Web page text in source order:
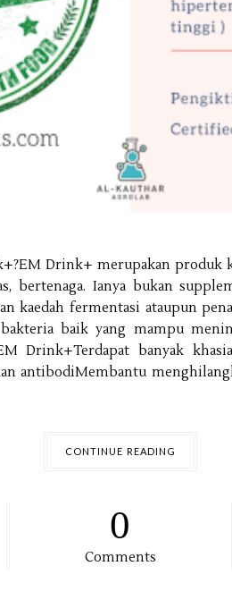
Drink+ merupakan produk
bertenaga. Ianya bukan
kaedah fermentasi ataupun
baik yang mampu
Drink+Terdapat banyak
antibodiMembantu
CONTINUE READING
0
Comments